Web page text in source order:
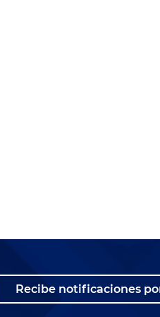
no
ha
Knight
próximo
Recibe notificaciones